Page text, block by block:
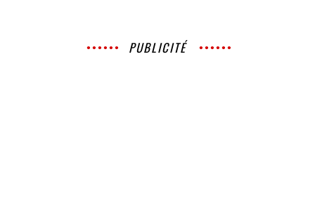
PUBLICITÉ